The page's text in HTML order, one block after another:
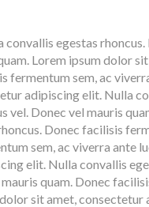
egestas
Lorem ipsum dolor
sem, ac
adipiscing elit. Nulla
vel. Donec vel mauris
Donec facilisis
sem, ac viverra ante
elit. Nulla convallis
quam. Donec
sit amet,